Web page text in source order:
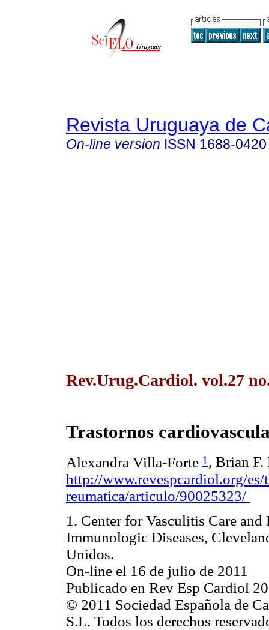
Revista Uruguaya de
On-line version ISSN 1688-0420
Rev.Urug.Cardiol. vol.27
Trastornos
Alexandra Villa-Forte 1 , Brian
http://www.revespcardiol.org/es/
reumatica/articulo/90025323/
1. Center for Vasculitis Care
Immunologic Diseases,
Unidos.
On-line el 16 de julio de 2011
Publicado en Rev Esp Cardiol
© 2011 Sociedad Española de
S.L. Todos los derechos